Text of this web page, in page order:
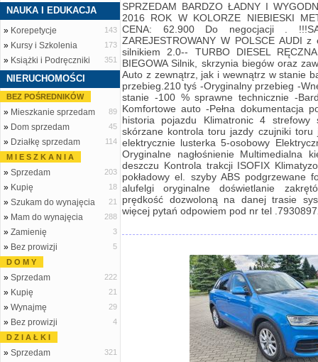
NAUKA I EDUKACJA
» Korepetycje 143
» Kursy i Szkolenia 173
» Książki i Podręczniki 351
NIERUCHOMOŚCI
BEZ POŚREDNIKÓW
» Mieszkanie sprzedam 89
» Dom sprzedam 45
» Działkę sprzedam
114
M I E S Z K A N I A
» Sprzedam 203
» Kupię 18
» Szukam do wynajęcia 21
» Mam do wynajęcia 288
» Zamienię 3
» Bez prowizji
5
D O M Y
» Sprzedam 222
» Kupię 21
» Wynajmę 29
» Bez prowizji
4
D Z I A Ł K I
» Sprzedam 321
SPRZEDAM BARDZO ŁADNY I
2016 ROK W KOLORZE NIEBIESKI
CENA: 62.900 Do negocjacji .
ZAREJESTROWANY W POLSCE AUDI
silnikiem 2.0-- TURBO DIESEL
BIEGOWA Silnik, skrzynia biegów oraz
Auto z zewnątrz, jak i wewnątrz w stanie
przebieg.210 tyś -Oryginalny przebieg -
stanie -100 % sprawne technicznie -
Komfortowe auto -Pełna dokumentacja
historia pojazdu Klimatronic 4 strefowy
skórzane kontrola toru jazdy czujniki toru
elektrycznie lusterka 5-osobowy
Oryginalne nagłośnienie Multimedialna
deszczu Kontrola trakcji ISOFIX
pokładowy el. szyby ABS podgrzewane
alufelgi oryginalne doświetlanie
prędkość dozwoloną na danej trasie
więcej pytań odpowiem pod nr tel